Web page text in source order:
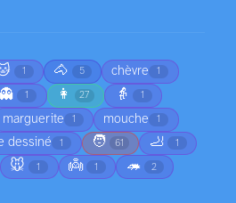
1 🐴 5 chèvre 1
👻 1 👩 27 👵 1
marguerite 1 mouche 1
dessiné 1 🧑 61 🦶 1
🐭 1 👼 1 🦔 2